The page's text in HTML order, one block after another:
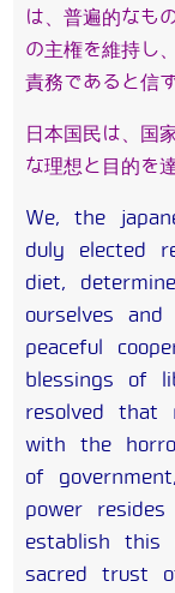
は、普遍的なも
の主権を維持し
責務であると信ず
日本国民は、国
な理想と目的を
We, the
duly elected
diet,
ourselves
peaceful
blessings of
resolved that
with the
of
power
establish this
sacred trust